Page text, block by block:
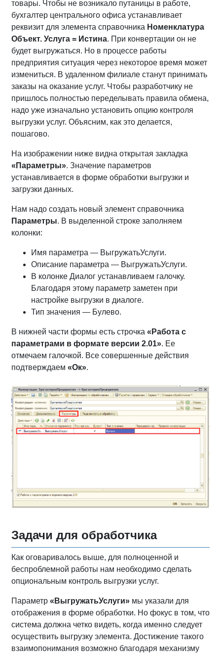
товары. Чтобы не возникало путаницы в работе,
бухгалтер центрального офиса устанавливает
реквизит для элемента справочника Номенклатура
Объект. Услуга = Истина. При конвертации он не
будет выгружаться. Но в процессе работы
предприятия ситуация через некоторое время может
измениться. В удаленном филиале станут принимать
заказы на оказание услуг. Чтобы разработчику не
пришлось полностью переделывать правила обмена,
надо уже изначально установить опцию контроля
выгрузки услуг. Объясним, как это делается,
пошагово.
На изображении ниже видна открытая закладка
«Параметры». Значение параметров
устанавливается в форме обработки выгрузки и
загрузки данных.
Нам надо создать новый элемент справочника
Параметры. В выделенной строке заполняем
колонки:
Имя параметра — ВыгружатьУслуги.
Описание параметра — ВыгружатьУслуги.
В колонке Диалог устанавливаем галочку.
Благодаря этому параметр заметен при
настройке выгрузки в диалоге.
Тип значения — Булево.
В нижней части формы есть строчка «Работа с
параметрами в формате версии 2.01». Ее
отмечаем галочкой. Все совершенные действия
подтверждаем «Ок».
Задачи для обработчика
Как оговаривалось выше, для полноценной и
беспроблемной работы нам необходимо сделать
опциональным контроль выгрузки услуг.
Параметр «ВыгружатьУслуги» мы указали для
отображения в форме обработки. Но фокус в том, что
система должна четко видеть, когда именно следует
осуществить выгрузку элемента. Достижение такого
взаимопонимания возможно благодаря механизму